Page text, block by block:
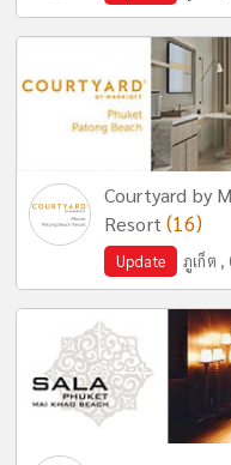
Courtyard by
Resort(16)
Update ภูเก็ต ,